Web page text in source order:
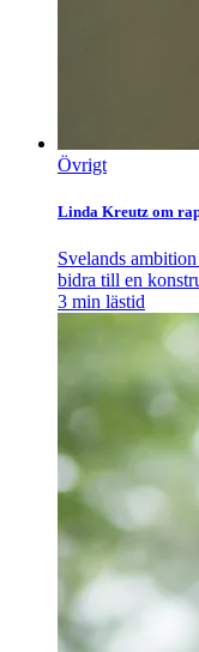
Övrigt
Linda Kreutz om
Svelands
bidra till en
3 min lästid